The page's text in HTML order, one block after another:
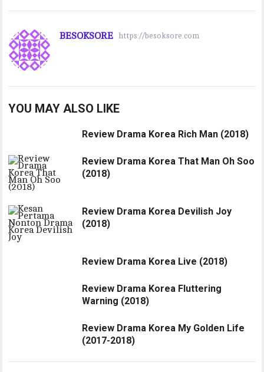
BESOKSORE https://besoksore.com
YOU MAY ALSO LIKE
Review Drama Korea Rich Man (2018)
Review Drama Korea That Man Oh Soo
(2018)
Review Drama Korea Devilish Joy
(2018)
Review Drama Korea Live (2018)
Review Drama Korea Fluttering
Warning (2018)
Review Drama Korea My Golden Life
(2017-2018)